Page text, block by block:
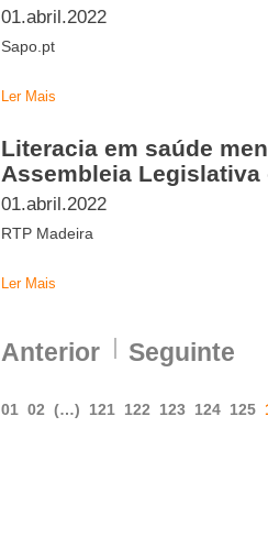
01.abril.2022
Sapo.pt
Ler Mais
Literacia em saúde
Assembleia Legislativa
01.abril.2022
RTP Madeira
Ler Mais
Anterior Seguinte
01 02 (…) 121 122 123 124 125